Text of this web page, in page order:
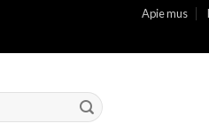
Apie mus